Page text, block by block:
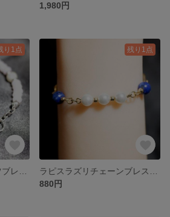
1,980円
り1点 残り1点
880円